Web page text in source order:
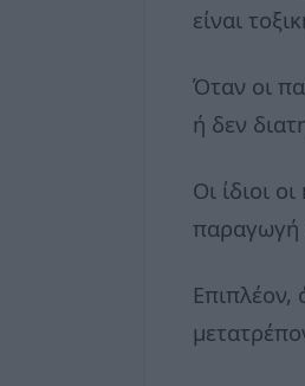
είναι
Όταν οι
ή δεν
Οι ίδιοι
παραγωγή
Επιπλέον,